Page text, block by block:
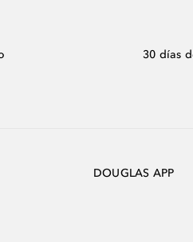
30 días
DOUGLAS APP